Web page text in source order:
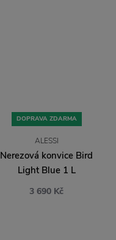
DOPRAVA ZDARMA
ALESSI
Nerezová konvice Bird
Light Blue 1 L
3 690 Kč